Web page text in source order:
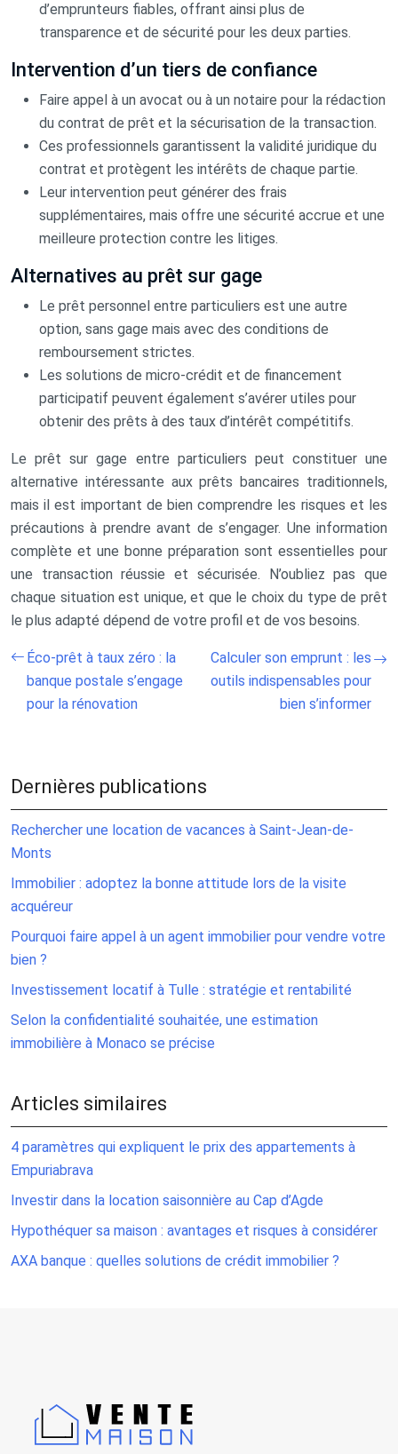
d’emprunteurs fiables, offrant ainsi plus de
transparence et de sécurité pour les deux parties.
Intervention d’un tiers de confiance
Faire appel à un avocat ou à un notaire pour la rédaction
du contrat de prêt et la sécurisation de la transaction.
Ces professionnels garantissent la validité juridique du
contrat et protègent les intérêts de chaque partie.
Leur intervention peut générer des frais
supplémentaires, mais offre une sécurité accrue et une
meilleure protection contre les litiges.
Alternatives au prêt sur gage
Le prêt personnel entre particuliers est une autre
option, sans gage mais avec des conditions de
remboursement strictes.
Les solutions de micro-crédit et de financement
participatif peuvent également s’avérer utiles pour
obtenir des prêts à des taux d’intérêt compétitifs.
Le prêt sur gage entre particuliers peut constituer une
alternative intéressante aux prêts bancaires traditionnels,
mais il est important de bien comprendre les risques et les
précautions à prendre avant de s’engager. Une information
complète et une bonne préparation sont essentielles pour
une transaction réussie et sécurisée. N’oubliez pas que
chaque situation est unique, et que le choix du type de prêt
le plus adapté dépend de votre profil et de vos besoins.
Éco-prêt à taux zéro : la
banque postale s’engage
pour la rénovation
Calculer son emprunt : les
outils indispensables pour
bien s’informer
Dernières publications
Rechercher une location de vacances à Saint-Jean-de-
Monts
Immobilier : adoptez la bonne attitude lors de la visite
acquéreur
Pourquoi faire appel à un agent immobilier pour vendre votre
bien ?
Investissement locatif à Tulle : stratégie et rentabilité
Selon la confidentialité souhaitée, une estimation
immobilière à Monaco se précise
Articles similaires
4 paramètres qui expliquent le prix des appartements à
Empuriabrava
Investir dans la location saisonnière au Cap d’Agde
Hypothéquer sa maison : avantages et risques à considérer
AXA banque : quelles solutions de crédit immobilier ?